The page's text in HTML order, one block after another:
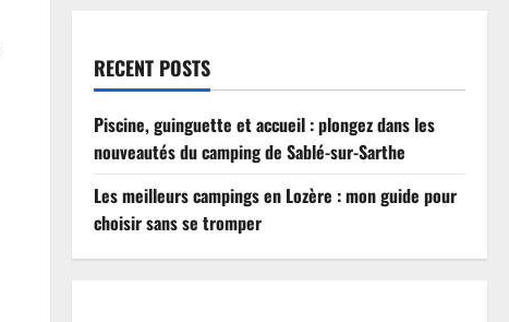
RECENT POSTS
Piscine, guinguette et accueil : plongez dans les
nouveautés du camping de Sablé-sur-Sarthe
Les meilleurs campings en Lozère : mon guide pour
choisir sans se tromper